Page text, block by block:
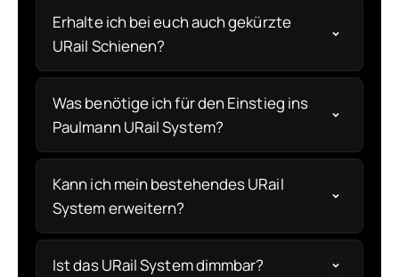
Erhalte ich bei euch auch gekürzte
URail Schienen?
Was benötige ich für den Einstieg ins
Paulmann URail System?
Kann ich mein bestehendes URail
System erweitern?
Ist das URail System dimmbar?